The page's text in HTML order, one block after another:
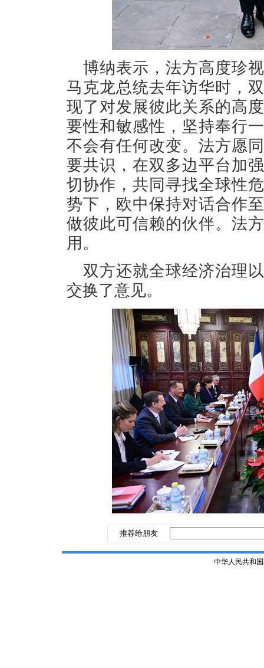
博纳表示，法方高度珍
马克龙总统去年访华时，
现了对发展彼此关系的高
要性和敏感性，坚持奉行
不会有任何改变。法方愿
要共识，在双多边平台加
切协作，共同寻找全球性
势下，欧中保持对话合作
做彼此可信赖的伙伴。法
用。
双方还就全球经济治理
交换了意见。
推荐给朋友
中华人民共和